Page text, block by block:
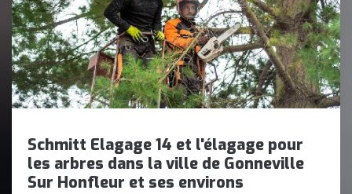
Schmitt Elagage 14 et l'élagage pour
les arbres dans la ville de Gonneville
Sur Honfleur et ses environs